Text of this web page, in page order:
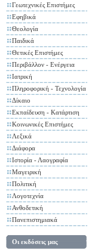
Γεωτεχνικές Επιστήμες
Εφηβικά
Θεολογία
Παιδικά
Θετικές Επιστήμες
Περιβάλλον - Ενέργεια
Ιατρική
Πληροφορική - Τεχνολογία
Δίκαιο
Εκπαίδευση - Κατάρτιση
Κοινωνικές Επιστήμες
Λεξικά
Διάφορα
Ιστορία - Λαογραφία
Μαγειρική
Πολιτική
Λογοτεχνία
Ανθοδετική
Πανεπιστημιακά
Οι εκδόσεις μας